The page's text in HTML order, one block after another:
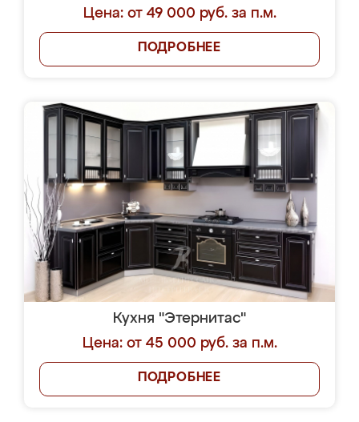
Цена: от 49 000 руб. за п.м.
ПОДРОБНЕЕ
Кухня "Этернитас"
Цена: от 45 000 руб. за п.м.
ПОДРОБНЕЕ